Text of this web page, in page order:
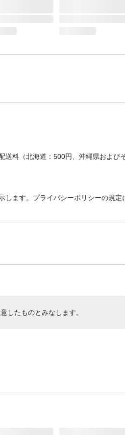
料（北海道：500円、沖縄県およ
ます。プライバシーポリシーの規定
したものとみなします。